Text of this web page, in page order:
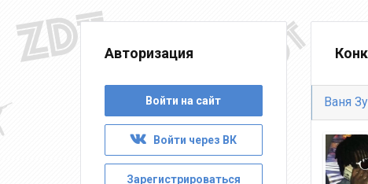
Ваня
Авторизация
Войти на сайт
Войти через ВК
Зарегистрироваться